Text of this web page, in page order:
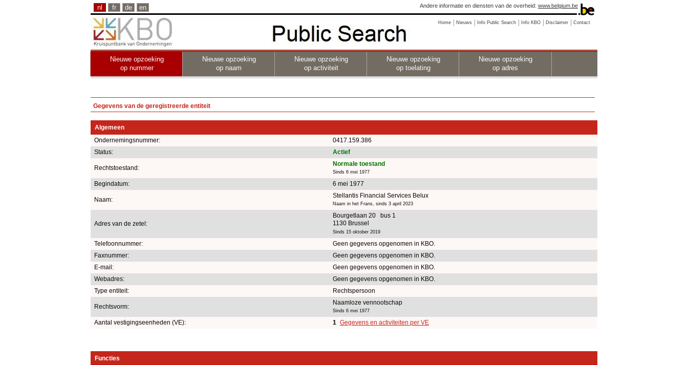
nl fr de en Andere informatie en diensten van de overheid: www.belgium.be
Home Nieuws Info Public Search Info KBO Disclaimer Contact
Nieuwe opzoeking
op nummer
Nieuwe opzoeking
op naam
Nieuwe opzoeking
op activiteit
Nieuwe opzoeking
op toelating
Nieuwe opzoeking
op adres
Gegevens van de geregistreerde entiteit
Algemeen
Ondernemingsnummer:
0417.159.386
Status:
Actief
Rechtstoestand:
Normale toestand
Sinds 6 mei 1977
Begindatum: 6 mei 1977
Naam:
Stellantis Financial Services Belux
Naam in het Frans, sinds 3 april 2023
Adres van de zetel:
Bourgetlaan 20 bus 1
1130 Brussel
Sinds 15 oktober 2019
Telefoonnummer:
Geen gegevens opgenomen in KBO.
Faxnummer:
Geen gegevens opgenomen in KBO.
E-mail:
Geen gegevens opgenomen in KBO.
Webadres:
Geen gegevens opgenomen in KBO.
Type entiteit:
Rechtspersoon
Rechtsvorm:
Naamloze vennootschap
Sinds 6 mei 1977
Aantal vestigingseenheden (VE): 1 Gegevens en activiteiten per VE
Functies